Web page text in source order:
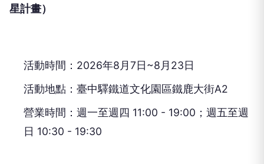
星計畫）
活動時間：2026年8月7日~8月23日
活動地點：臺中驛鐵道文化園區鐵鹿大街A2
營業時間：週一至週四 11:00 - 19:00；週五至週
日 10:30 - 19:30